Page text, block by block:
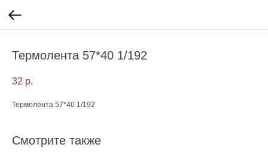
Термолента 57*40 1/192
32 р.
Термолента 57*40 1/192
Смотрите также